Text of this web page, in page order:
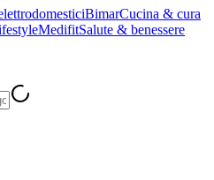
BimarCucina & cura
MedifitSalute & benessere